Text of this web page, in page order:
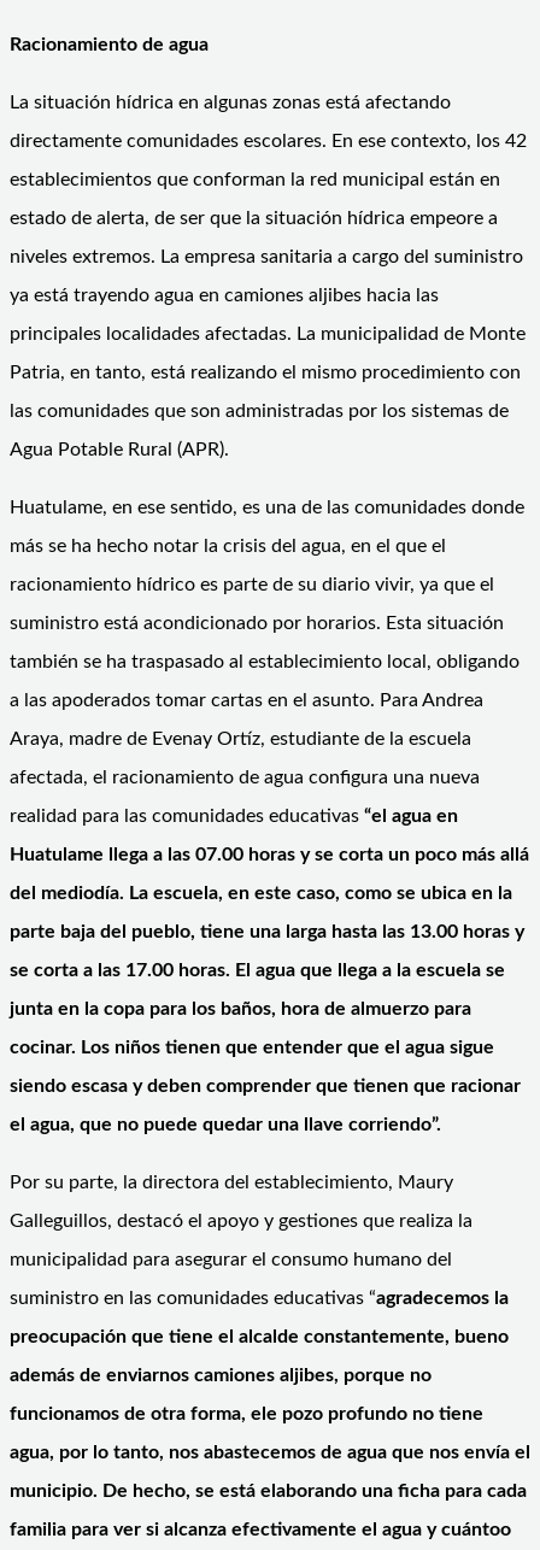
Racionamiento de agua
La situación hídrica en algunas zonas está afectando
directamente comunidades escolares. En ese contexto, los 42
establecimientos que conforman la red municipal están en
estado de alerta, de ser que la situación hídrica empeore a
niveles extremos. La empresa sanitaria a cargo del suministro
ya está trayendo agua en camiones aljibes hacia las
principales localidades afectadas. La municipalidad de Monte
Patria, en tanto, está realizando el mismo procedimiento con
las comunidades que son administradas por los sistemas de
Agua Potable Rural (APR).
Huatulame, en ese sentido, es una de las comunidades donde
más se ha hecho notar la crisis del agua, en el que el
racionamiento hídrico es parte de su diario vivir, ya que el
suministro está acondicionado por horarios. Esta situación
también se ha traspasado al establecimiento local, obligando
a las apoderados tomar cartas en el asunto. Para Andrea
Araya, madre de Evenay Ortíz, estudiante de la escuela
afectada, el racionamiento de agua configura una nueva
realidad para las comunidades educativas “el agua en
Huatulame llega a las 07.00 horas y se corta un poco más allá
del mediodía. La escuela, en este caso, como se ubica en la
parte baja del pueblo, tiene una larga hasta las 13.00 horas y
se corta a las 17.00 horas. El agua que llega a la escuela se
junta en la copa para los baños, hora de almuerzo para
cocinar. Los niños tienen que entender que el agua sigue
siendo escasa y deben comprender que tienen que racionar
el agua, que no puede quedar una llave corriendo”.
Por su parte, la directora del establecimiento, Maury
Galleguillos, destacó el apoyo y gestiones que realiza la
municipalidad para asegurar el consumo humano del
suministro en las comunidades educativas “agradecemos la
preocupación que tiene el alcalde constantemente, bueno
además de enviarnos camiones aljibes, porque no
funcionamos de otra forma, ele pozo profundo no tiene
agua, por lo tanto, nos abastecemos de agua que nos envía el
municipio. De hecho, se está elaborando una ficha para cada
familia para ver si alcanza efectivamente el agua y cuántoo